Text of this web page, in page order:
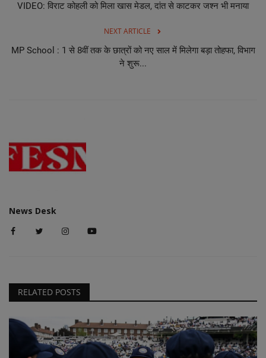
VIDEO: विराट कोहली को मिला खास मेडल, दांत से काटकर जश्न भी मनाया
NEXT ARTICLE
MP School : 1 से 8वीं तक के छात्रों को नए साल में मिलेगा बड़ा तोहफा, विभाग
ने शुरू...
News Desk
RELATED POSTS